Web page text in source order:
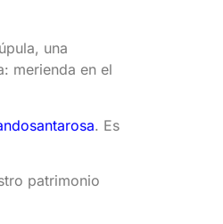
una
merienda en el
. Es
patrimonio